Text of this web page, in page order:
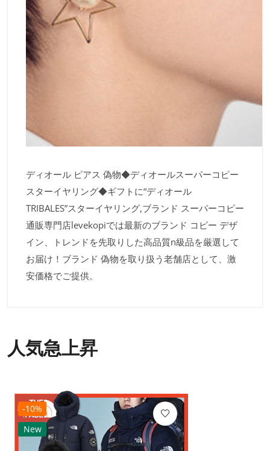
ディオール ピアス 偽物◆ディオールスーパーコピー
スターイヤリング◆ギフトに“ディオール
TRIBALES”スターイヤリング,ブランド スーパーコピー
通販専門店levekopiでは最新のブランド コピー デザ
イン、トレンドを先取りした高品質n級品を厳選して
お届け！ブランド 偽物を取り扱う老舗店として、激
安価格でご提供。
人気急上昇
-10%
New